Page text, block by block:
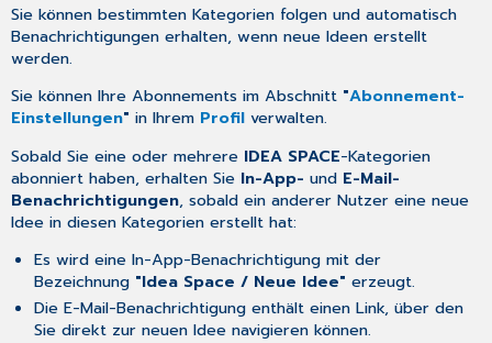
Sie können bestimmten Kategorien folgen und automatisch
Benachrichtigungen erhalten, wenn neue Ideen erstellt
werden.
Sie können Ihre Abonnements im Abschnitt "Abonnement-
Einstellungen" in Ihrem Profil verwalten.
Sobald Sie eine oder mehrere IDEA SPACE-Kategorien
abonniert haben, erhalten Sie In-App- und E-Mail-
Benachrichtigungen, sobald ein anderer Nutzer eine neue
Idee in diesen Kategorien erstellt hat:
Es wird eine In-App-Benachrichtigung mit der
Bezeichnung "Idea Space / Neue Idee" erzeugt.
Die E-Mail-Benachrichtigung enthält einen Link, über den
Sie direkt zur neuen Idee navigieren können.